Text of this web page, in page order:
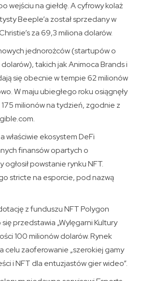
wejściu na giełdę. A cyfrowy kolaż
Beeple’a został sprzedany w
za 69,3 miliona dolarów.
jednorożców (startupów o
dolarów), takich jak Animoca Brands i
się obecnie w tempie 62 milionów
W maju ubiegłego roku osiągnęły
milionów na tydzień, zgodnie z
właściwie ekosystem DeFi
finansów opartych o
ogłosił powstanie rynku NFT.
stricte na esporcie, pod nazwą
z funduszu NFT Polygon
przedstawia „Wylęgarni Kultury
100 milionów dolarów. Rynek
celu zaoferowanie „szerokiej gamy
i NFT dla entuzjastów gier wideo”.